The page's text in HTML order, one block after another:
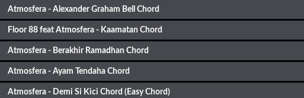
Atmosfera - Alexander Graham Bell Chord
Floor 88 feat Atmosfera - Kaamatan Chord
Atmosfera - Berakhir Ramadhan Chord
Atmosfera - Ayam Tendaha Chord
Atmosfera - Demi Si Kici Chord (Easy Chord)